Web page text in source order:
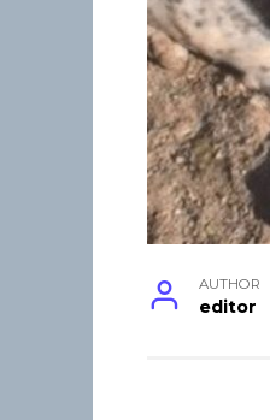
AUTHOR
editor